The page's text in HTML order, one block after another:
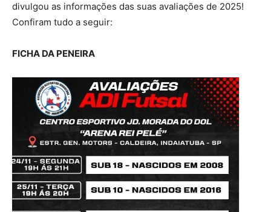
divulgou as informações das suas avaliações de 2025!
Confiram tudo a seguir:
FICHA DA PENEIRA